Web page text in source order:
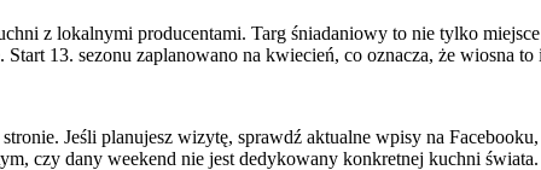
z lokalnymi producentami. Targ śniadaniowy to nie tylko
13. sezonu zaplanowano na kwiecień, co oznacza, że wiosna
Jeśli planujesz wizytę, sprawdź aktualne wpisy na
czy dany weekend nie jest dedykowany konkretnej kuchni świata.